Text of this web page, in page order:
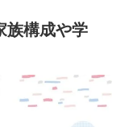
族構成や学